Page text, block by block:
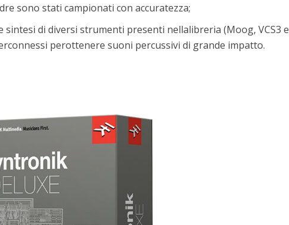
sono stati campionati con accuratezza;
sintesi di diversi strumenti presenti nellalibreria (Moog, VCS3 e
perottenere suoni percussivi di grande impatto.